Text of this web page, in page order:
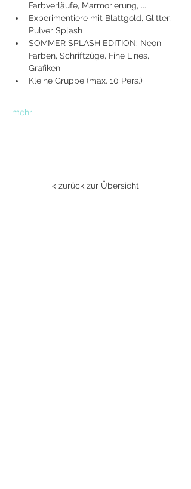
Farbverläufe, Marmorierung, ...
Experimentiere mit Blattgold, Glitter,
Pulver Splash
SOMMER SPLASH EDITION: Neon
Farben, Schriftzüge, Fine Lines,
Grafiken
Kleine Gruppe (max. 10 Pers.)
mehr
< zurück zur Übersicht